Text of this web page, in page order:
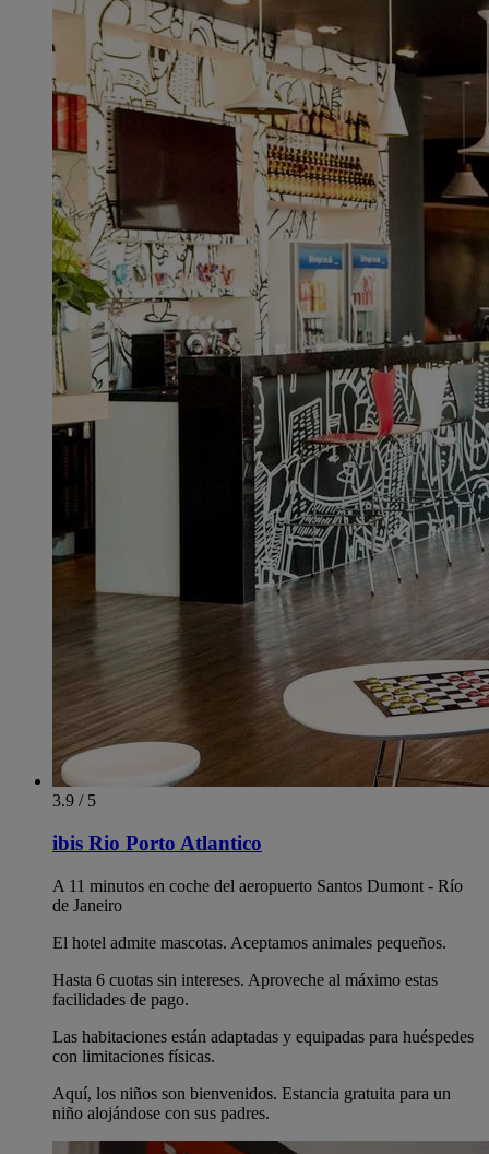
3.9 / 5
ibis Rio Porto Atlantico
A 11 minutos en coche del aeropuerto Santos Dumont - Río
de Janeiro
El hotel admite mascotas. Aceptamos animales pequeños.
Hasta 6 cuotas sin intereses. Aproveche al máximo estas
facilidades de pago.
Las habitaciones están adaptadas y equipadas para huéspedes
con limitaciones físicas.
Aquí, los niños son bienvenidos. Estancia gratuita para un
niño alojándose con sus padres.